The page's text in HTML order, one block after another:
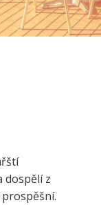
dospělí z